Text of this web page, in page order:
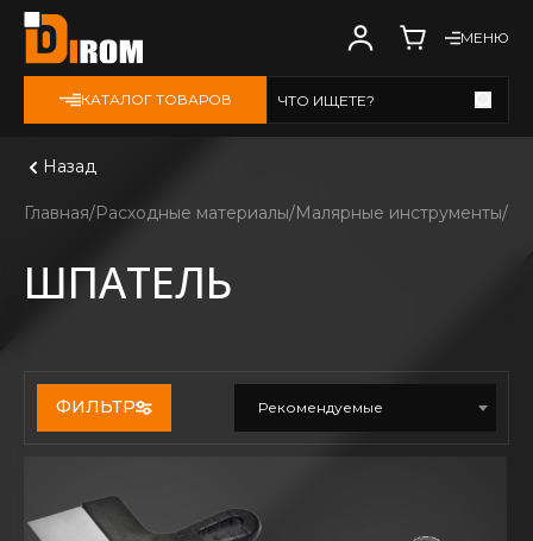
МЕНЮ
КАТАЛОГ ТОВАРОВ ЧТО ИЩЕТЕ?
Назад
Главная Расходные материалы Малярные инструменты
ШПАТЕЛЬ
ФИЛЬТР Рекомендуемые